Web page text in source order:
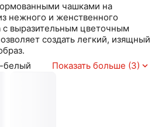
чашками на
нежного и женственного
с выразительным цветочным
создать легкий, изящный
белый Показать больше (3)